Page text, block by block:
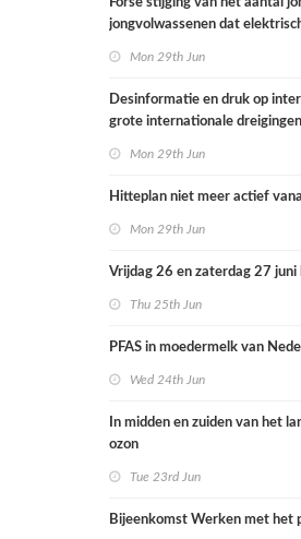
jongvolwassenen dat
Mon 29th Jun
Desinformatie en druk op
grote internationale
Mon 29th Jun
Hitteplan niet meer actief
Mon 29th Jun
Vrijdag 26 en zaterdag 27 juni
Thu 25th Jun
PFAS in moedermelk van
Wed 24th Jun
In midden en zuiden van het
ozon
Tue 23rd Jun
Bijeenkomst Werken met het